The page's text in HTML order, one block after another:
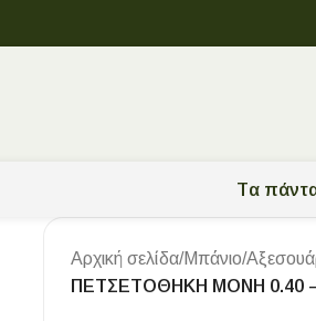
Tα πάντα
Αρχική σελίδα/Μπάνιο/
ΠΕΤΣΕΤΟΘΗΚΗ ΜΟΝΗ 0.40